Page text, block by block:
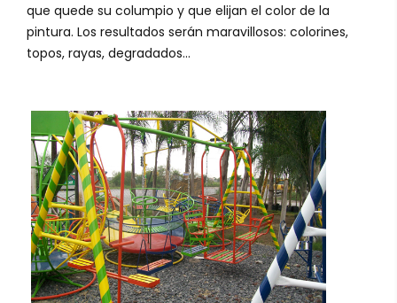
que quede su columpio y que elijan el color de la
pintura. Los resultados serán maravillosos: colorines,
topos, rayas, degradados...